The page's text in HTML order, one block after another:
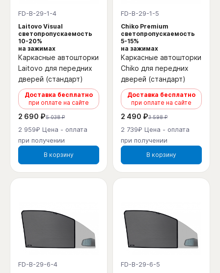
FD-B-29-1-4
Laitovo Visual
светопропускаемость
10-20%
на зажимах
Каркасные автошторки
Laitovo для передних
дверей (стандарт)
Доставка бесплатно
при оплате на сайте
2 690 ₽5 038 ₽
2 959₽ Цена - оплата
при получении
В корзину
FD-B-29-1-5
Chiko Premium
светопропускаемость
5-15%
на зажимах
Каркасные автошторки
Chiko для передних
дверей (стандарт)
Доставка бесплатно
при оплате на сайте
2 490 ₽3 598 ₽
2 739₽ Цена - оплата
при получении
В корзину
FD-B-29-6-4 FD-B-29-6-5